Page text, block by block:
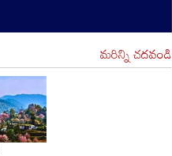
మరిన్ని చదవండి